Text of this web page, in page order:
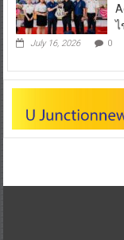
ไ
July 16, 2026 0